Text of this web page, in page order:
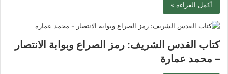
أكمل القراءة »
كتاب القدس الشريف: رمز الصراع وبوابة الانتصار
– محمد عمارة